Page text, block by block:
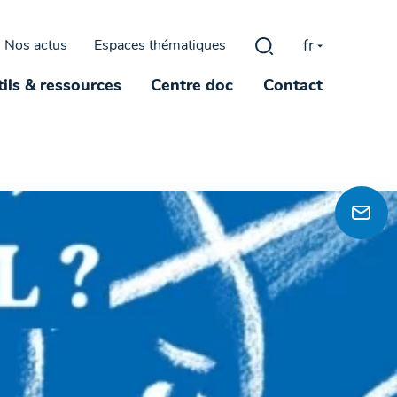
Nos actus Espaces thématiques Rechercher :
fr
& ressources Centre doc Contact